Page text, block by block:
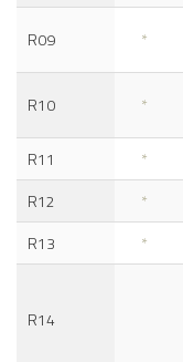
R09 *
R10 *
R11 *
R12 *
R13 *
R14